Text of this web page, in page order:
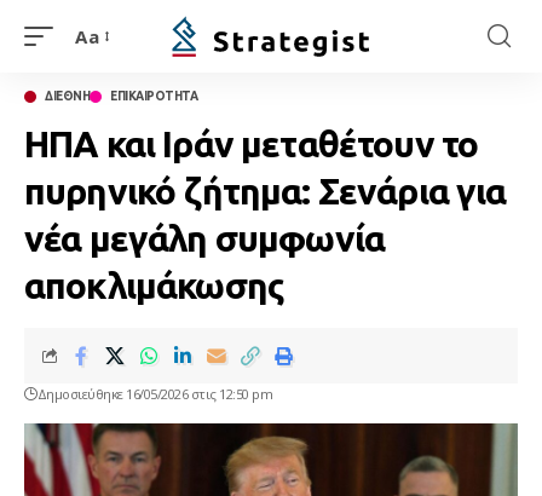
Aa
ΔΙΕΘΝΗ ΕΠΙΚΑΙΡΟΤΗΤΑ
ΗΠΑ και Ιράν μεταθέτουν το
πυρηνικό ζήτημα: Σενάρια για
νέα μεγάλη συμφωνία
αποκλιμάκωσης
Δημοσιεύθηκε 16/05/2026 στις 12:50 pm